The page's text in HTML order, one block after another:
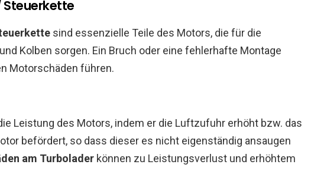
Steuerkette
sind essenzielle Teile des Motors, die für die
Kolben sorgen. Ein Bruch oder eine fehlerhafte Montage
Motorschäden führen.
Leistung des Motors, indem er die Luftzufuhr erhöht bzw. das
befördert, so dass dieser es nicht eigenständig ansaugen
am Turbolader können zu Leistungsverlust und erhöhtem